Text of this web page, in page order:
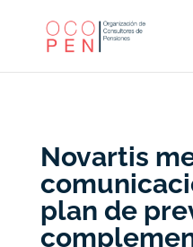
Novartis
plan de